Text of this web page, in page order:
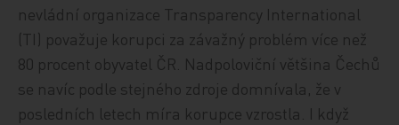
nevládní organizace Transparency International
(TI) považuje korupci za závažný problém více než
80 procent obyvatel ČR. Nadpoloviční většina Čechů
se navíc podle stejného zdroje domnívala, že v
posledních letech míra korupce vzrostla. I když